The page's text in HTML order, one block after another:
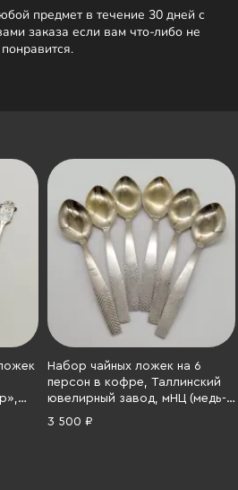
предмет в течение 30 дней с
заказа если вам что-либо не
понравится.
Набор чайных ложек на 6
персон в кофре, Таллинский
ювелирный завод, мНЦ (медь-
никель-цинк), 1970-1990 гг.
3 500 ₽